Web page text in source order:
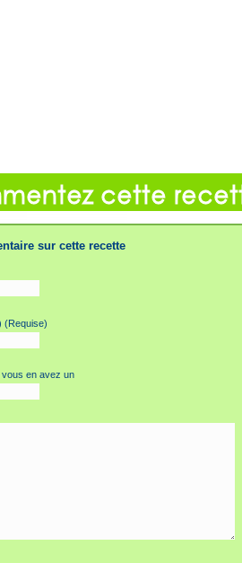
sur cette recette
(Requise)
vous en avez un